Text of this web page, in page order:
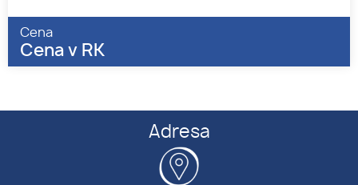
Cena
Cena v RK
Adresa